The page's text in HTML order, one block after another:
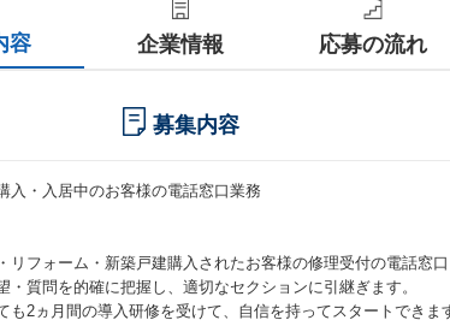
容 企業情報 応募の流れ
募集内容
入・入居中のお客様の電話窓口業務
リフォーム・新築戸建購入されたお客様の修理受付の電話窓
・質問を的確に把握し、適切なセクションに引継ぎます。
も2ヵ月間の導入研修を受けて、自信を持ってスタートできま